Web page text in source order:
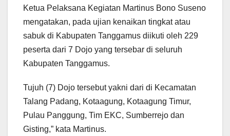
Ketua Pelaksana Kegiatan Martinus Bono Suseno
mengatakan, pada ujian kenaikan tingkat atau
sabuk di Kabupaten Tanggamus diikuti oleh 229
peserta dari 7 Dojo yang tersebar di seluruh
Kabupaten Tanggamus.
Tujuh (7) Dojo tersebut yakni dari di Kecamatan
Talang Padang, Kotaagung, Kotaagung Timur,
Pulau Panggung, Tim EKC, Sumberrejo dan
Gisting,” kata Martinus.